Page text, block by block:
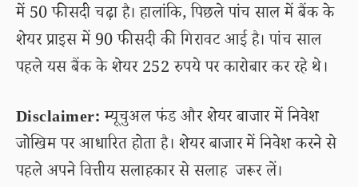
में 50 फीसदी चढ़ा है। हालांकि, पिछले पांच साल में बैंक के
शेयर प्राइस में 90 फीसदी की गिरावट आई है। पांच साल
पहले यस बैंक के शेयर 252 रुपये पर कारोबार कर रहे थे।
Disclaimer:म्यूचुअल फंड और शेयर बाजार में निवेश
जोखिम पर आधारित होता है। शेयर बाजार में निवेश करने से
पहले अपने वित्तीय सलाहकार से सलाह जरूर लें।